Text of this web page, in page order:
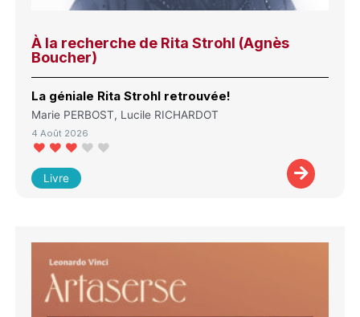
À la recherche de Rita Strohl (Agnès
Boucher)
La géniale Rita Strohl retrouvée!
Marie PERBOST, Lucile RICHARDOT
4 Août 2026
Livre